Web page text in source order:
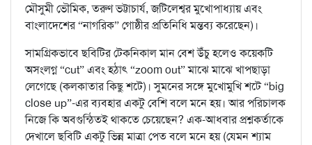
মৌসুমী ভৌমিক, তরুণ ভট্টাচার্য, জটিলেশ্বর মুখোপাধ্যায় এবং
বাংলাদেশের “নাগরিক” গোষ্ঠীর প্রতিনিধি মন্তব্য করেছেন)।
সামগ্রিকভাবে ছবিটির টেকনিকাল মান বেশ উঁচু হলেও কয়েকটি
অসংলগ্ন “cut” এবং হঠাৎ “zoom out” মাঝে মাঝে খাপছাড়া
লেগেছে (কলকাতার কিছু শটে)। সুমনের সঙ্গে মুখোমুখি শটে “big
close up”-এর ব্যবহার একটু বেশি বলে মনে হয়। আর পরিচালক
নিজে কি অবগুন্ঠিতই থাকতে চেয়েছেন? এক-আধবার প্রশ্নকর্তাকে
দেখালে ছবিটি একটু ভিন্ন মাত্রা পেত বলে মনে হয় (যেমন শ্যাম